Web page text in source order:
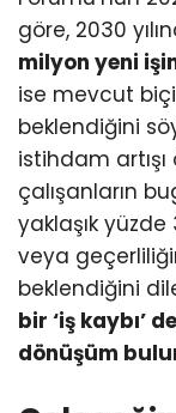
göre, 2030
milyon yeni
ise mevcut
beklendiğini
istihdam
çalışanların
yaklaşık
veya
beklendiğini
bir ‘iş kaybı’
dönüşüm